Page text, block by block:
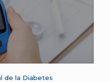
de la Diabetes